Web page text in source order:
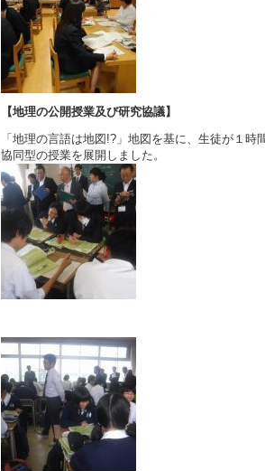
【地理の公開授業及び研究協議】
「地理の言語は地図!?」地図を基に、生徒が１時
協同型の授業を展開しました。